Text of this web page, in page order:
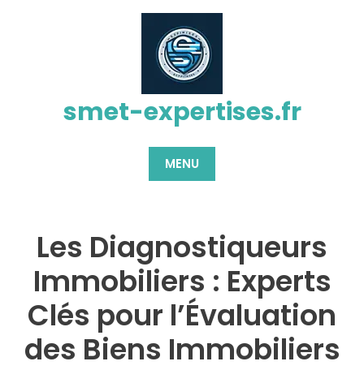
smet-expertises.fr
MENU
Les Diagnostiqueurs
Immobiliers : Experts
Clés pour l’Évaluation
des Biens Immobiliers